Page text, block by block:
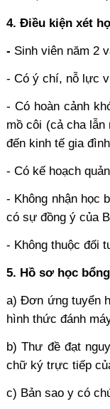
4. Điều kiện xét
- Sinh viên năm 2
- Có ý chí, nỗ lực
- Có hoàn cảnh
mồ côi (cả cha lẫn
đến kinh tế gia
- Có kế hoạch
- Không nhận học
có sự đồng ý của
- Không thuộc đối
5. Hồ sơ học bổng
a) Đơn ứng tuyển
hình thức đánh
b) Thư đề đạt
chữ ký trực tiếp
c) Bản sao y có